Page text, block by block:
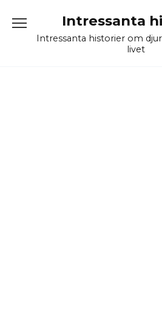
content
Intressanta
Intressanta historier om
livet